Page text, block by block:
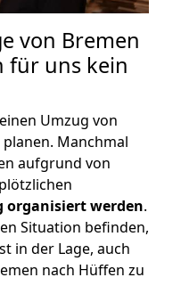
von Bremen
für uns kein
Umzug von
Manchmal
aufgrund von
organisiert werden.
Situation befinden,
in der Lage, auch
nach Hüffen zu